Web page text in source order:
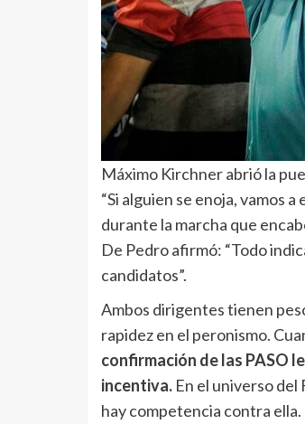
Máximo Kirchner abrió la
“Si alguien se enoja, vamos
durante la marcha que
De Pedro afirmó: “Todo
candidatos”.
Ambos dirigentes tienen
rapidez en el peronismo.
confirmación de las PASO
incentiva. En el universo del
hay competencia contra